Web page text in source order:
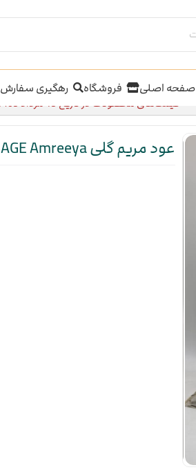
صفحه اصلی فروشگاه رهگیری سفارش
قیمت‌های محصولات در تاریخ 15 مرداد 1405 بروزرسانی شده‌اند.
عود مریم گلی WHITE SAGE Amreeya